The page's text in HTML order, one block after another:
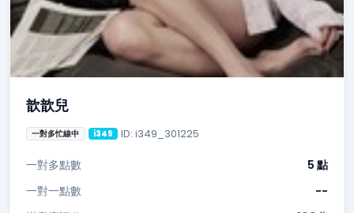
歆歆兒
一對多忙線中 i349 ID: i349_301225
一對多點數
5 點
一對一點數
--